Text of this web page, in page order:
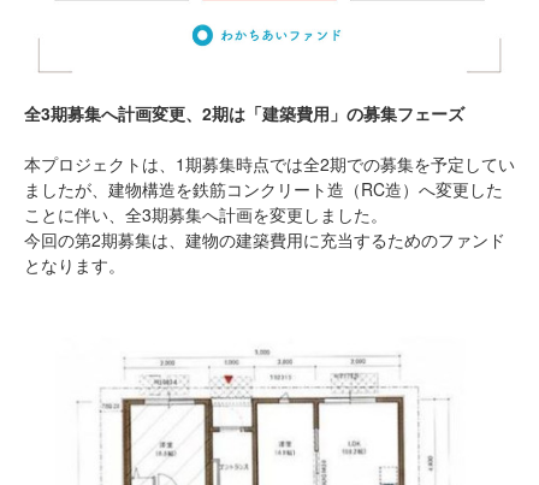
全3期募集へ計画変更、2期は「建築費用」の募集フェーズ
本プロジェクトは、1期募集時点では全2期での募集を予定してい
ましたが、建物構造を鉄筋コンクリート造（RC造）へ変更した
ことに伴い、全3期募集へ計画を変更しました。
今回の第2期募集は、建物の建築費用に充当するためのファンド
となります。